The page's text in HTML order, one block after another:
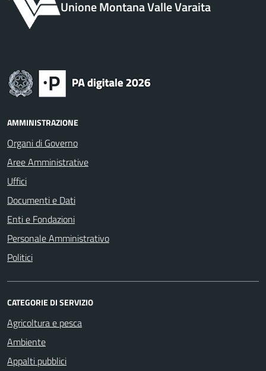
Unione Montana Valle Varaita
AMMINISTRAZIONE
Organi di Governo
Aree Amministrative
Uffici
Documenti e Dati
Enti e Fondazioni
Personale Amministrativo
Politici
CATEGORIE DI SERVIZIO
Agricoltura e pesca
Ambiente
Appalti pubblici